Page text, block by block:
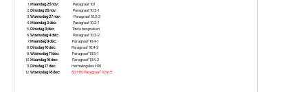
Maandag 25 nov: Paragraaf 10.1
Dinsdag 26 nov: Paragraaf 10.2-1
Woensdag 27 nov: Paragraaf 10.2-2
Maandag 2 dec: Paragraaf 10.3-1
Dinsdag 3 dec:
Toets bespreken
Woensdag 4 dec: Paragraaf 10.3-2
Maandag 9 dec: Paragraaf 10.4-1
Dinsdag 10 dec: Paragraaf 10.4-2
Woensdag 11 dec: Paragraaf 10.5-1
Maandag 16 dec: Paragraaf 10.5-2
Dinsdag 17 dec: Herhalingsles H10
Woensdag 18 dec: SO H10 Paragraaf 1 t/m 5